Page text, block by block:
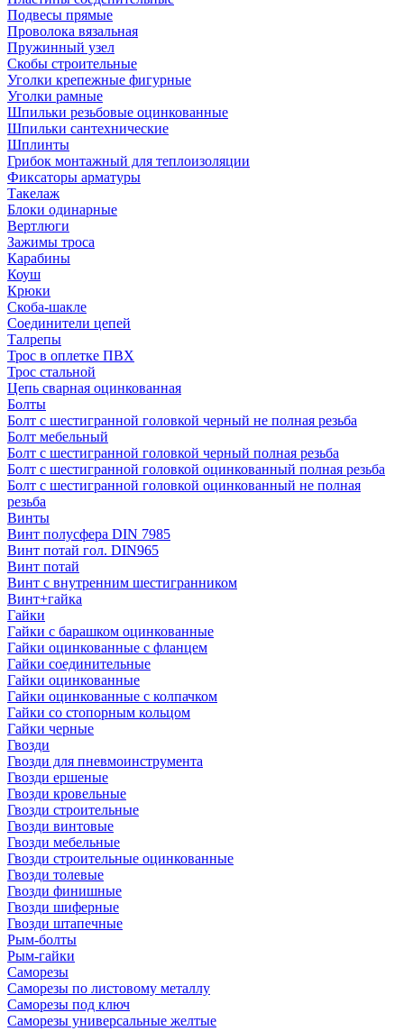
Подвесы прямые
Проволока вязальная
Пружинный узел
Скобы строительные
Уголки крепежные фигурные
Уголки рамные
Шпильки резьбовые оцинкованные
Шпильки сантехнические
Шплинты
Грибок монтажный для теплоизоляции
Фиксаторы арматуры
Такелаж
Блоки одинарные
Вертлюги
Зажимы троса
Карабины
Коуш
Крюки
Скоба-шакле
Соединители цепей
Талрепы
Трос в оплетке ПВХ
Трос стальной
Цепь сварная оцинкованная
Болты
Болт с шестигранной головкой черный не полная резьба
Болт мебельный
Болт с шестигранной головкой черный полная резьба
Болт с шестигранной головкой оцинкованный полная резьба
Болт с шестигранной головкой оцинкованный не полная
резьба
Винты
Винт полусфера DIN 7985
Винт потай гол. DIN965
Винт потай
Винт с внутренним шестигранником
Винт+гайка
Гайки
Гайки с барашком оцинкованные
Гайки оцинкованные с фланцем
Гайки соединительные
Гайки оцинкованные
Гайки оцинкованные с колпачком
Гайки со стопорным кольцом
Гайки черные
Гвозди
Гвозди для пневмоинструмента
Гвозди ершеные
Гвозди кровельные
Гвозди строительные
Гвозди винтовые
Гвозди мебельные
Гвозди строительные оцинкованные
Гвозди толевые
Гвозди финишные
Гвозди шиферные
Гвозди штапечные
Рым-болты
Рым-гайки
Саморезы
Саморезы по листовому металлу
Саморезы под ключ
Саморезы универсальные желтые